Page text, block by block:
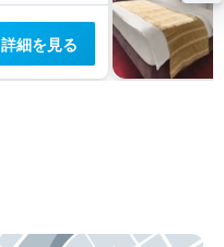
詳細を見る